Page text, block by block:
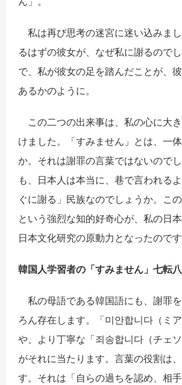
私は再び思考の迷宮に迷い込みま
るはずの彼女が、なぜ私に謝るので
で、私が彼女の足を踏んだことが、
あるかのように。
この二つの出来事は、私の心に大
けました。「すみません」とは、一
か。それは謝罪の言葉ではないので
も、日本人は本当に、巷で言われる
ぐに謝る」民族なのでしょうか。こ
という強烈な知的好奇心が、私の日
日本文化研究の原動力となったのです
韓国 人学習者の「すみません」 七転
私の母語である韓国語にも、謝罪
ろん存在します。「미안합니다（ミア
や、より丁寧な「죄송합니다（チェソ
がそれに当たります。言葉の役割は
す。それは「自らの過ちを認め、相手